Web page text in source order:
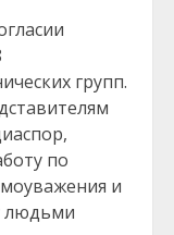
групп.
по
и
людьми